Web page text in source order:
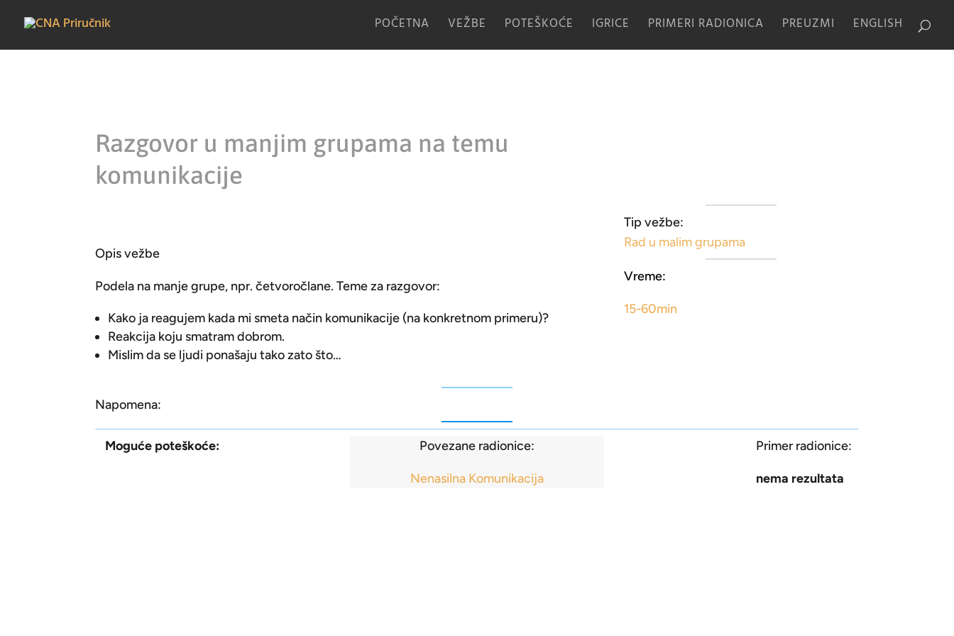
POČETNA VEŽBE POTEŠKOĆE IGRICE PRIMERI RADIONICA PREUZMI ENGLISH
Razgovor u manjim grupama na temu
komunikacije
Opis vežbe
Podela na manje grupe, npr. četvoročlane. Teme za razgovor:
Kako ja reagujem kada mi smeta način komunikacije (na konkretnom primeru)?
Reakcija koju smatram dobrom.
Mislim da se ljudi ponašaju tako zato što…
Tip vežbe:
Rad u malim grupama
Vreme:
15-60min
Napomena:
Moguće poteškoće: Povezane radionice:
Nenasilna Komunikacija
Primer radionice:
nema rezultata